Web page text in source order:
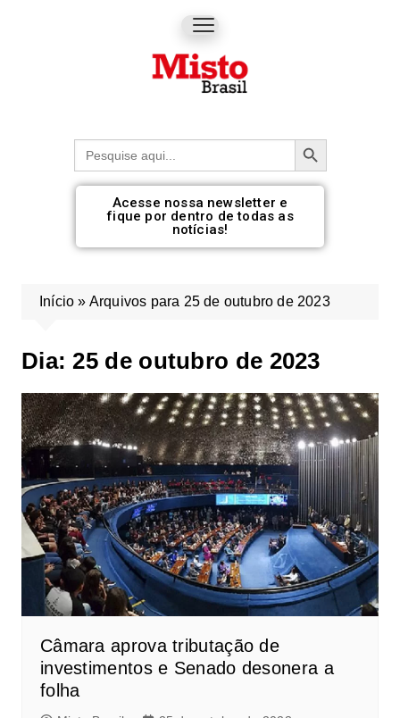
Procurar: Botão de pesquisa
Acesse nossa newsletter e
fique por dentro de todas as
notícias!
Início » Arquivos para 25 de outubro de 2023
Dia:25 de outubro de 2023
Câmara aprova tributação de
investimentos e Senado desonera a
folha